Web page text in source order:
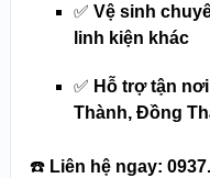
✅ Vệ sinh
linh kiện khác
✅ Hỗ trợ tận
Thành, Đồng
☎️ Liên hệ ngay: